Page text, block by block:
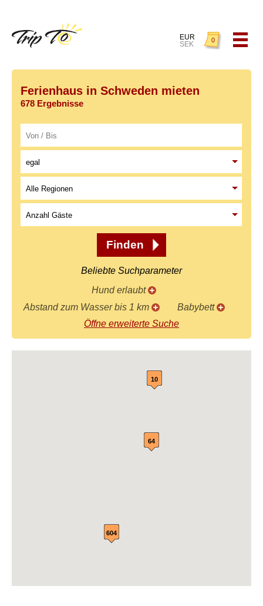
EUR
SEK
0
Ferienhaus in Schweden mieten
678 Ergebnisse
Beliebte Suchparameter
Hund erlaubt
Abstand zum Wasser bis 1 km
Babybett
Öffne erweiterte Suche
604
64
10